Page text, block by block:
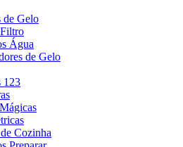
de Gelo
Água
de Gelo
123
Cozinha